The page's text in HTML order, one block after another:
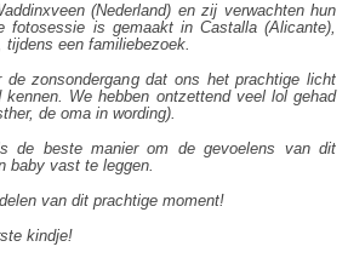
(Nederland) en zij verwachten hun
fotosessie is gemaakt in Castalla (Alicante),
een familiebezoek.
de zonsondergang dat ons het prachtige licht
We hebben ontzettend veel lol gehad
de oma in wording).
de beste manier om de gevoelens van dit
baby vast te leggen.
van dit prachtige moment!
kindje!